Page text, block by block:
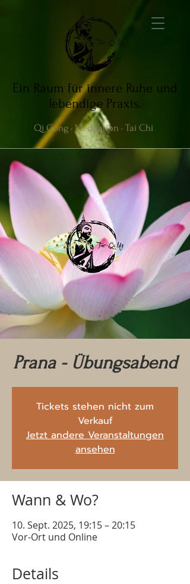
Ein Raum für innere Ruhe und
lebendige Praxis.
Qi Gong · Meditation · Tai Chi
Prana - Übungsabend
Tickets stehen nicht zum
Verkauf
Jetzt andere Veranstaltungen
ansehen
Wann & Wo?
10. Sept. 2025, 19:15 – 20:15
Vor-Ort und Online
Details